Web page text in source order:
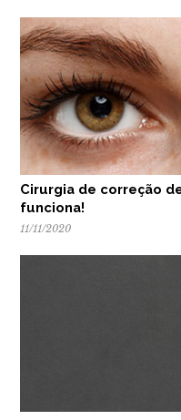
Cirurgia de correção
funciona!
11/11/2020